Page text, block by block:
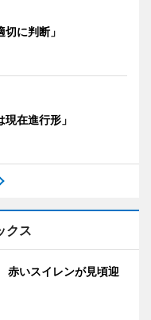
に判断」
在進行形」
クス
いスイレンが見頃迎